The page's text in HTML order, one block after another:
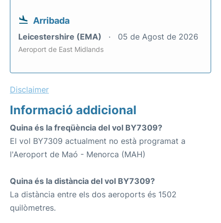
Arribada
Leicestershire (EMA) 05 de Agost de 2026
Aeroport de East Midlands
Disclaimer
Informació addicional
Quina és la freqüència del vol BY7309?
El vol BY7309 actualment no està programat a
l'Aeroport de Maó - Menorca (MAH)
Quina és la distància del vol BY7309?
La distància entre els dos aeroports és 1502
quilòmetres.